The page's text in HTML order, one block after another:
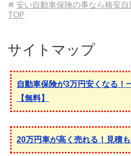
安い自動車保険の事なら格安
TOP
サイトマップ
自動車保険が3万円安くなる！
【無料】
20万円車が高く売れる！見積